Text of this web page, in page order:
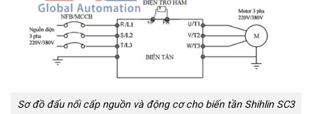
Sơ đồ đấu nối cấp nguồn và động cơ cho biến tần Shihlin SC3